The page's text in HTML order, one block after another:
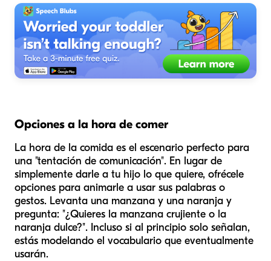
Opciones a la hora de comer
La hora de la comida es el escenario perfecto para
una "tentación de comunicación". En lugar de
simplemente darle a tu hijo lo que quiere, ofrécele
opciones para animarle a usar sus palabras o
gestos. Levanta una manzana y una naranja y
pregunta: "¿Quieres la manzana crujiente o la
naranja dulce?". Incluso si al principio solo señalan,
estás modelando el vocabulario que eventualmente
usarán.